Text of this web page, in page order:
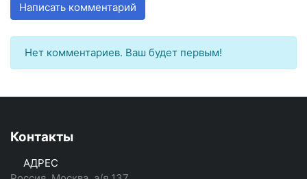
Написать комментарий
Нет комментариев. Ваш будет первым!
Контакты
АДРЕС